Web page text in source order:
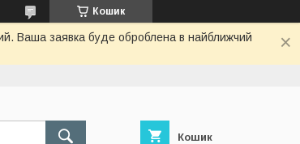
Кошик
Ваша заявка буде оброблена в найближчий
Кошик